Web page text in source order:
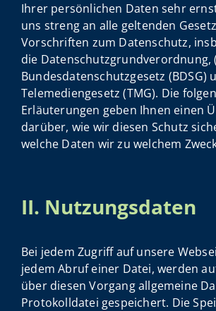
Ihrer persönlichen Daten sehr
uns streng an alle geltenden
Vorschriften zum Datenschutz,
die Datenschutzgrundverordnung,
Bundesdatenschutzgesetz (BDSG)
Telemediengesetz (TMG). Die
Erläuterungen geben Ihnen einen
darüber, wie wir diesen Schutz
welche Daten wir zu welchem
II. Nutzungsdaten
Bei jedem Zugriff auf unsere
jedem Abruf einer Datei, werden
über diesen Vorgang allgemeine
Protokolldatei gespeichert. Die